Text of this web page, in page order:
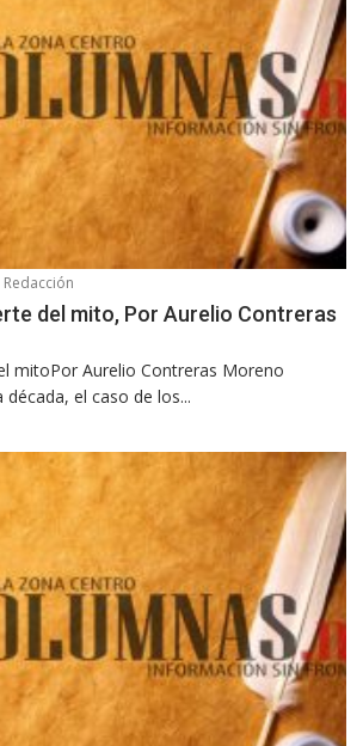
Redacción
del mito, Por Aurelio Contreras
mitoPor Aurelio Contreras Moreno
el caso de los...